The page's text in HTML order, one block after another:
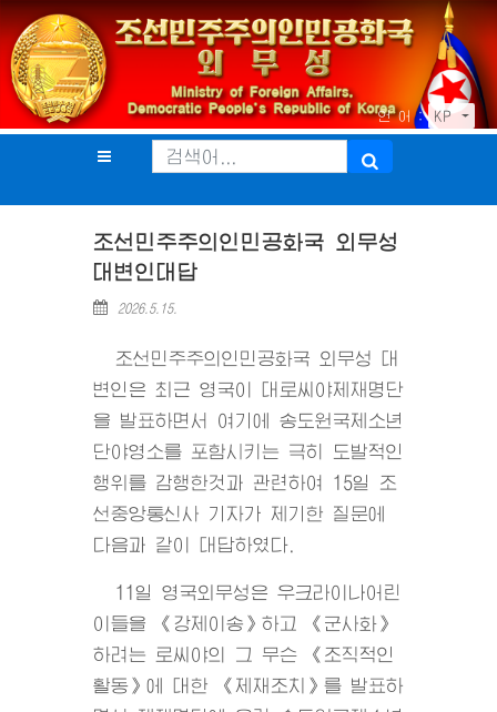
언 어 : KP
조선민주주의인민공화국 외무성
대변인대답
2026.5.15.
조선민주주의인민공화국 외무성 대
변인은 최근 영국이 대로씨야제재명단
을 발표하면서 여기에 송도원국제소년
단야영소를 포함시키는 극히 도발적인
행위를 감행한것과 관련하여 15일 조
선중앙통신사 기자가 제기한 질문에
다음과 같이 대답하였다.
11일 영국외무성은 우크라이나어린
이들을 《강제이송》하고 《군사화》
하려는 로씨야의 그 무슨 《조직적인
활동》에 대한 《제재조치》를 발표하